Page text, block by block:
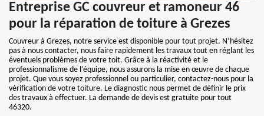
Entreprise GC couvreur et ramoneur 46
pour la réparation de toiture à Grezes
Couvreur à Grezes, notre service est disponible pour tout projet. N’hésitez
pas à nous contacter, nous faire rapidement les travaux tout en réglant les
éventuels problèmes de votre toit. Grâce à la réactivité et le
professionnalisme de l’équipe, nous assurons la mise en œuvre de chaque
projet. Que vous soyez professionnel ou particulier, contactez-nous pour la
vérification de votre toiture. Le diagnostic nous permet de définir le prix
des travaux à effectuer. La demande de devis est gratuite pour tout
46320.